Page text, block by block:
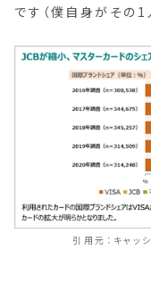
です（僕自身がその1
キャッ